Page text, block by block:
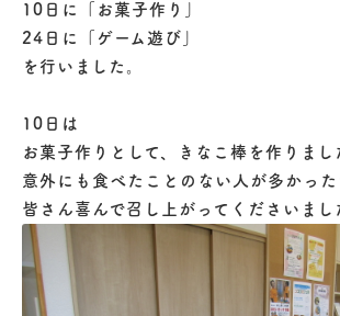
10日に「お菓子作り」
24日に「ゲーム遊び」
を行いました。
10日は
お菓子作りとして、きなこ棒を作りまし
意外にも食べたことのない人が多かっ
皆さん喜んで召し上がってくださいま